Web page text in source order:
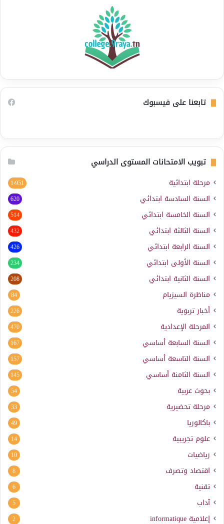
تابعنا على فيسبوك
تبويب الامتحانات المستوى الدراسي
مرحلة ابتدائية 1٬951
السنة السادسة ابتدائي 620
السنة الخامسة ابتدائي 514
السنة الثالثة ابتدائي 432
السنة الرابعة ابتدائي 426
السنة الأولى ابتدائي 234
السنة الثانية ابتدائي 208
مناظرة السيزيام 84
أخبار تربوية 226
المرحلة الإعدادية 470
السنة السابعة أساسي 167
السنة التاسعة أساسي 157
السنة الثامنة أساسي 145
بحوث عربية 54
مرحلة تحضيرية 33
باكالوريا 49
علوم تجريبية 14
رياضيات 10
اقتصاد وتصرف 8
تقنية 6
آداب 5
إعلامية informatique
2